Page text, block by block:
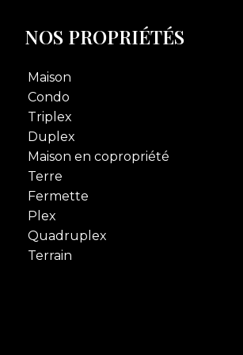
NOS PROPRIÉTÉS
Maison
Condo
Triplex
Duplex
Maison en copropriété
Terre
Fermette
Plex
Quadruplex
Terrain